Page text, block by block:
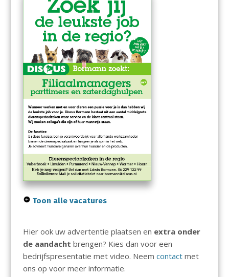
Toon alle vacatures
Hier ook uw advertentie plaatsen en extra onder
de aandacht brengen? Kies dan voor een
bedrijfspresentatie met video. Neem contactmet
ons op voor meer informatie.